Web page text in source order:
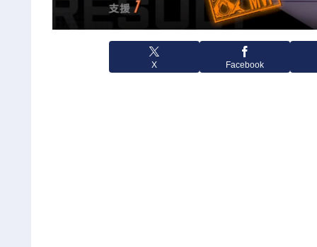
X Facebook